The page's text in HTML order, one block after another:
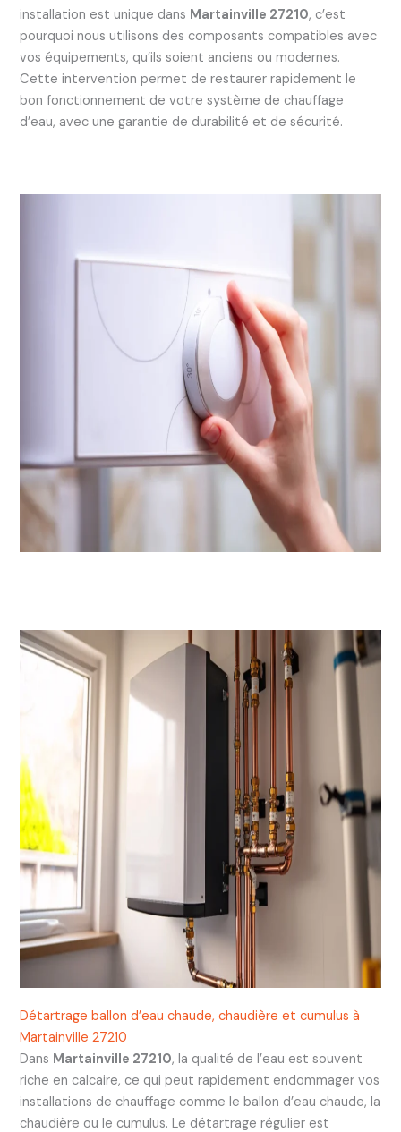
installation est unique dans Martainville 27210, c’est
pourquoi nous utilisons des composants compatibles avec
vos équipements, qu’ils soient anciens ou modernes.
Cette intervention permet de restaurer rapidement le
bon fonctionnement de votre système de chauffage
d’eau, avec une garantie de durabilité et de sécurité.
Détartrage ballon d’eau chaude, chaudière et cumulus à
Martainville 27210
Dans Martainville 27210, la qualité de l’eau est souvent
riche en calcaire, ce qui peut rapidement endommager vos
installations de chauffage comme le ballon d’eau chaude, la
chaudière ou le cumulus. Le détartrage régulier est